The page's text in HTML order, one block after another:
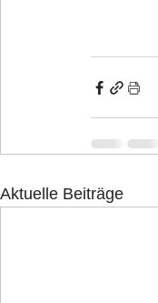
Aktuelle Beiträge